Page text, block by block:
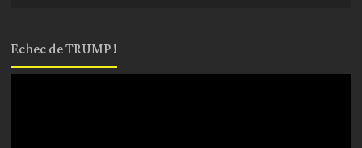
Echec de TRUMP !